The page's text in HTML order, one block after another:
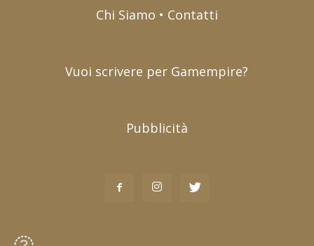
Chi Siamo • Contatti
Vuoi scrivere per Gamempire?
Pubblicità